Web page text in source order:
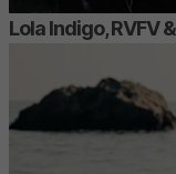
Lola Indigo, RVFV